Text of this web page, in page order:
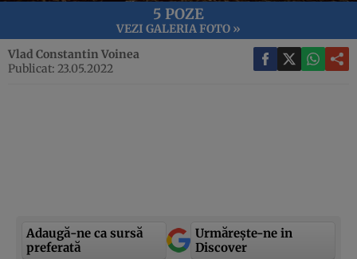
5 POZE
VEZI GALERIA FOTO »
Vlad Constantin Voinea
Publicat: 23.05.2022
Adaugă-ne ca sursă
preferată
Urmărește-ne in
Discover